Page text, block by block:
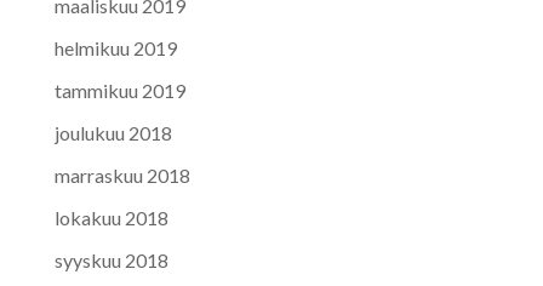
maaliskuu 2019
helmikuu 2019
tammikuu 2019
joulukuu 2018
marraskuu 2018
lokakuu 2018
syyskuu 2018